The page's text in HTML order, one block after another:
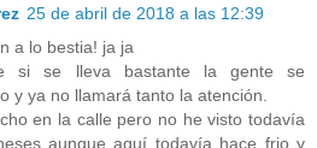
25 de abril de 2018 a las 12:39
a lo bestia! ja ja
si se lleva bastante la gente se
y ya no llamará tanto la atención.
en la calle pero no he visto todavía
aunque aquí todavía hace frio y